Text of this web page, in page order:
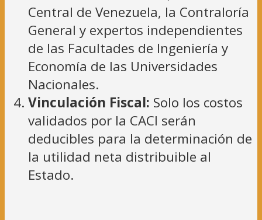
Central de Venezuela, la Contraloría
General y expertos independientes
de las Facultades de Ingeniería y
Economía de las Universidades
Nacionales.
Vinculación Fiscal: Solo los costos
validados por la CACI serán
deducibles para la determinación de
la utilidad neta distribuible al
Estado.